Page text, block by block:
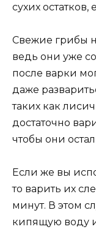
сухих
Свежие грибы
ведь они уже
после варки
даже
таких как
достаточно
чтобы они
Если же вы
то варить их
минут. В этом
кипящую воду